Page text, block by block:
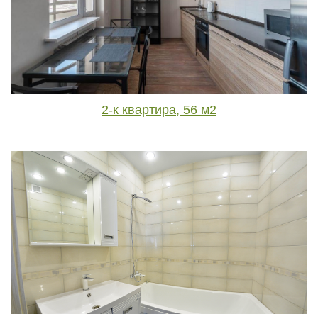
2-к квартира, 56 м2